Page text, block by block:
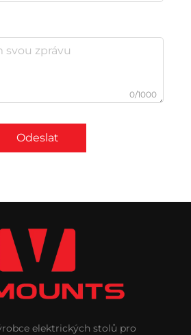
0/1000
Odeslat
elektrických stolů pro